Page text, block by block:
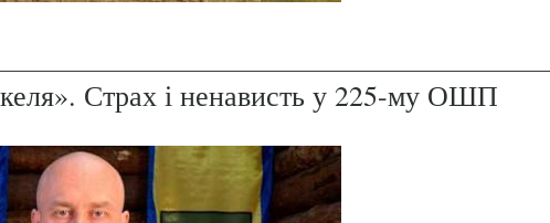
Страх і ненависть у 225-му ОШП